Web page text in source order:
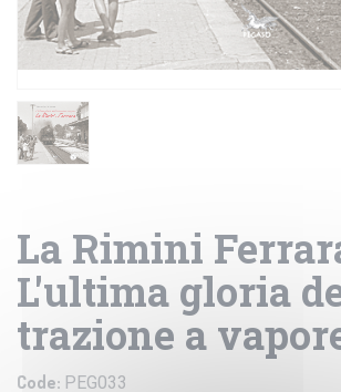
La Rimini
L'ultima gloria
trazione a
Code: PEG033